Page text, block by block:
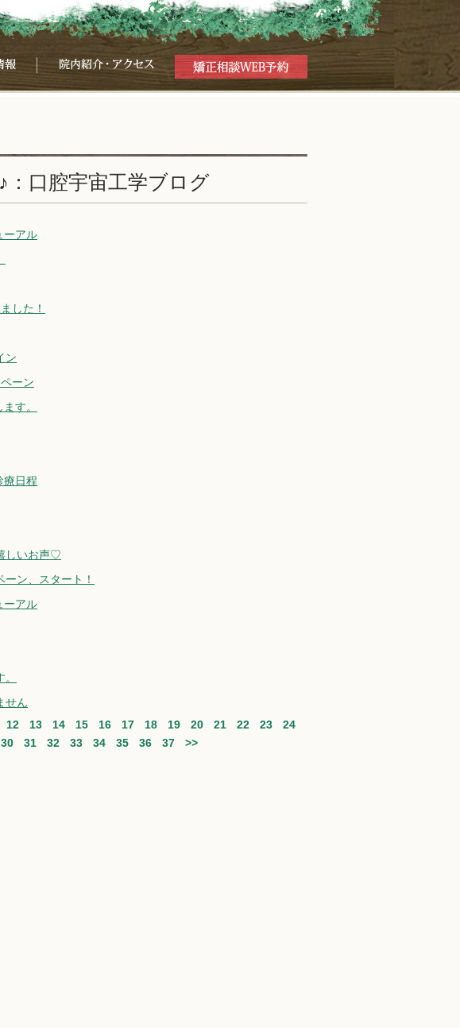
：口腔宇宙工学ブログ
ーアル
した！
ン
ーン
す。
療日程
しいお声♡
ン、スタート！
ーアル
せん
12 13 14 15 16 17 18 19 20 21 22 23
24
30 31 32 33 34 35 36 37 >>